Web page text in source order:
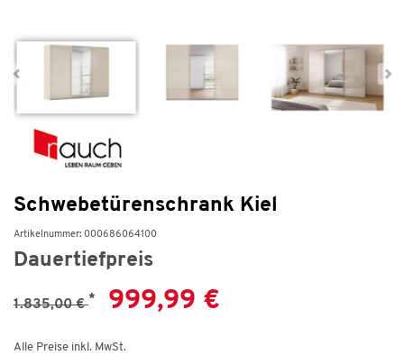
Schwebetürenschrank Kiel
Artikelnummer: 000686064100
Dauertiefpreis
1.835,00 €* 999,99 €
Alle Preise inkl. MwSt.